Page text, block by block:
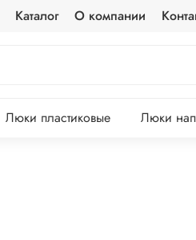
Каталог О компании
Люки пластиковые Люки